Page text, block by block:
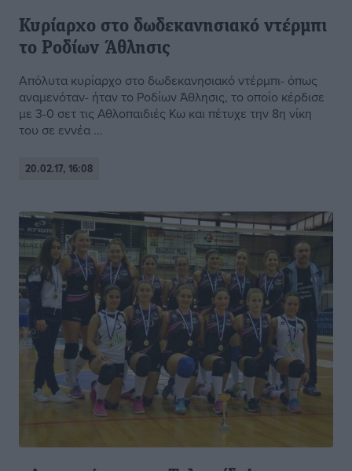
Κυρίαρχο στο δωδεκανησιακό ντέρμπι
το Ροδίων Άθλησις
Απόλυτα κυρίαρχο στο δωδεκανησιακό ντέρμπι- όπως
αναμενόταν- ήταν το Ροδίων Άθλησις, το οποίο κέρδισε
με 3-0 σετ τις Αθλοπαιδιές Κω και πέτυχε την 8η νίκη
του σε εννέα ...
20.02.17, 16:08